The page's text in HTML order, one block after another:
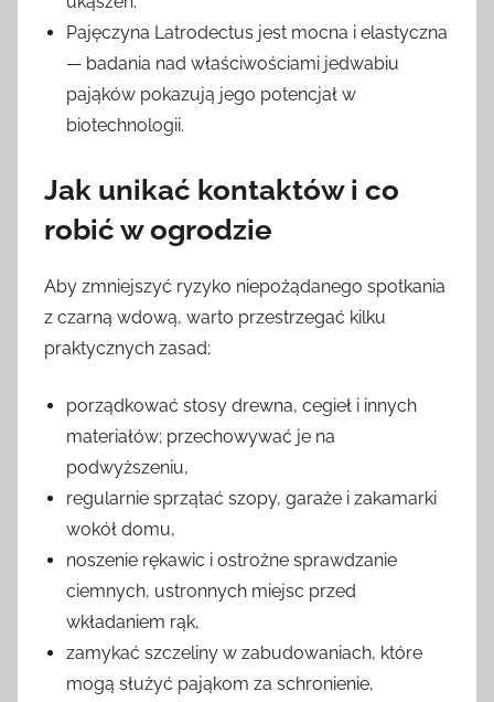
Pajęczyna Latrodectus jest mocna i elastyczna
— badania nad właściwościami jedwabiu
pająków pokazują jego potencjał w
biotechnologii.
Jak unikać kontaktów i co
robić w ogrodzie
Aby zmniejszyć ryzyko niepożądanego spotkania
z czarną wdową, warto przestrzegać kilku
praktycznych zasad:
porządkować stosy drewna, cegieł i innych
materiałów; przechowywać je na
podwyższeniu,
regularnie sprzątać szopy, garaże i zakamarki
wokół domu,
noszenie rękawic i ostrożne sprawdzanie
ciemnych, ustronnych miejsc przed
wkładaniem rąk,
zamykać szczeliny w zabudowaniach, które
mogą służyć pająkom za schronienie,